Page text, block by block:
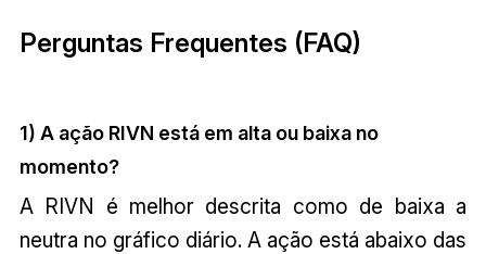
Perguntas Frequentes (FAQ)
1) A ação RIVN está em alta ou baixa no
momento?
A RIVN é melhor descrita como de baixa a
neutra no gráfico diário. A ação está abaixo das